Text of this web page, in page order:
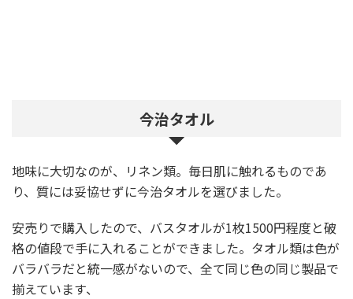
今治タオル
地味に大切なのが、リネン類。毎日肌に触れるものであ
り、質には妥協せずに今治タオルを選びました。
安売りで購入したので、バスタオルが1枚1500円程度と破
格の値段で手に入れることができました。タオル類は色が
バラバラだと統一感がないので、全て同じ色の同じ製品で
揃えています、